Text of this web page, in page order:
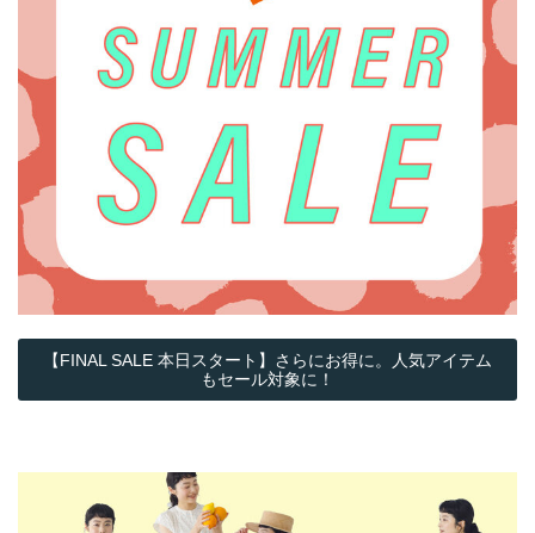
【FINAL SALE 本日スタート】さらにお得に。人気アイテム
もセール対象に！